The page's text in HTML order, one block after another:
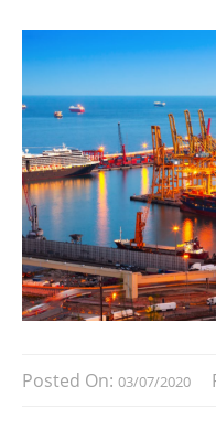
Posted On: 03/07/2020